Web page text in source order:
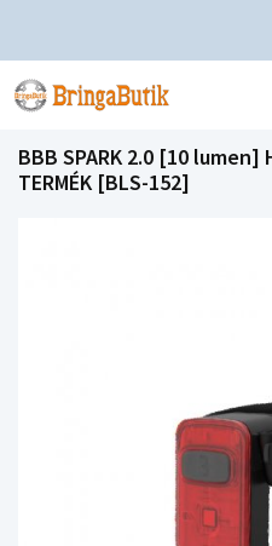
BBB SPARK 2.0 [10 lumen]
TERMÉK [BLS-152]